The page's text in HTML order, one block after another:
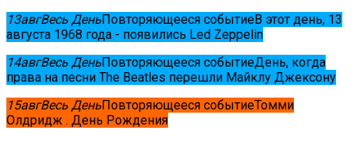
13авгВесь ДеньПовторяющееся событиеВ этот день, 13
августа 1968 года - появились Led Zeppelin
14авгВесь ДеньПовторяющееся событиеДень, когда
права на песни The Beatles перешли Майклу Джексону
15авгВесь ДеньПовторяющееся событиеТомми
Олдридж . День Рождения